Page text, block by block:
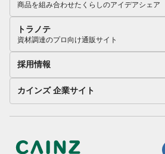
商品を組み合わせたくらしのアイデアシェア
トラノテ
資材調達のプロ向け通販サイト
採用情報
カインズ 企業サイト